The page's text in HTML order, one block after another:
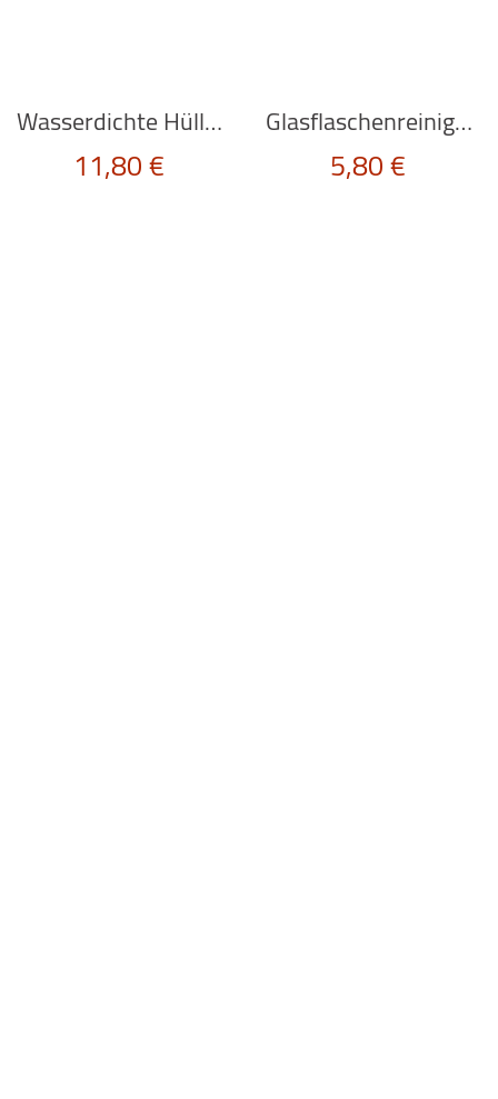
Wasserdichte Hülle “WATERPROOF BAG” grün von Kikkerland
11,80€
Glasflaschenreiniger “BOTTLE SCRUBBIES” von Kikkerland
5,80€